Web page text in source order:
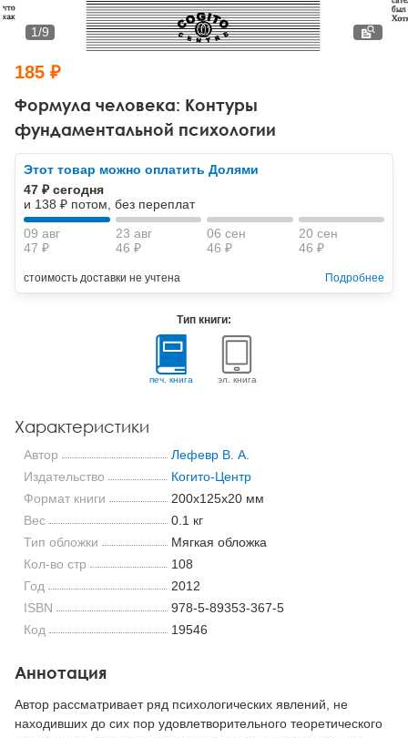
Тревожные расстройства, панические атаки
Психодрама
Другие направления психотерапии
Классический, эриксоновский гипноз и НЛП
НЛП
Психология труда и эргономика
Социальная психология
Социальная и организационная психология
Классический и юнгианский психоанализ
Формула человека: Контуры
фундаментальной психологии
1/9
185 ₽
Этот товар можно оплатить Долями
47 ₽ сегодня
и 138 ₽ потом, без переплат
09 авг
47 ₽
23 авг
46 ₽
06 сен
46 ₽
20 сен
46 ₽
стоимость доставки не учтена Подробнее
Тип книги:
печ. книга эл. книга
Характеристики
Автор
Лефевр В. А.
Издательство
Когито-Центр
Формат книги
200x125x20 мм
Вес
0.1 кг
Тип обложки
Мягкая обложка
Кол-во стр
108
Год
2012
ISBN
978-5-89353-367-5
Код
19546
Аннотация
Автор рассматривает ряд психологических явлений, не
находивших до сих пор удовлетворительного теоретического